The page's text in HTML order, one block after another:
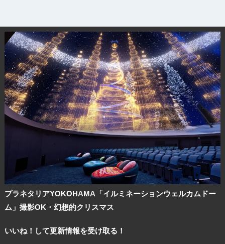
プラネタリアYOKOHAMA「イルミネーションウェルカムドー
ム」撮影OK・幻想的クリスマス
いいね！して更新情報を受け取る！